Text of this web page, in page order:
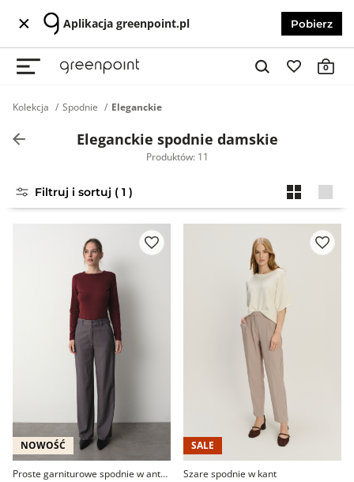
Aplikacja greenpoint.pl Pobierz
0
Kolekcja Spodnie Eleganckie
Eleganckie spodnie damskie
Produktów: 11
Filtruj i sortuj ( 1 )
NOWOŚĆ
Proste garniturowe spodnie w antracytowym kolorze
SALE
Szare spodnie w kant